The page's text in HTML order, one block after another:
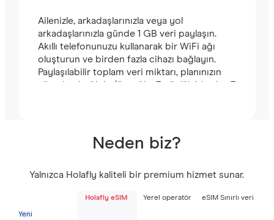
Ailenizle, arkadaşlarınızla veya yol
arkadaşlarınızla günde 1 GB veri paylaşın.
Akıllı telefonunuzu kullanarak bir WiFi ağı
oluşturun ve birden fazla cihazı bağlayın.
Paylaşılabilir toplam veri miktarı, planınızın
süresine bağlıdır (örneğin, 7 günlük bir plan 7
Neden biz?
Yalnızca Holafly kaliteli bir premium hizmet sunar.
Holafly eSIM Yerel operatör eSIM Sınırlı veri
Yeni